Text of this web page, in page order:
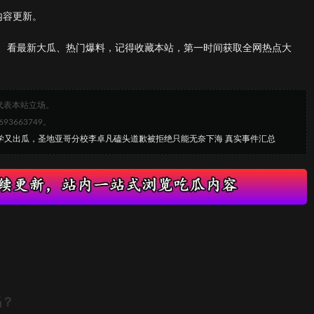
更新。
最新大瓜、热门爆料，记得收藏本站，第一时间获取全网热点大
本站立场。
。
出瓜，圣地亚哥分校李卓凡磕头道歉被拒绝只能无奈下海 真实事件汇总